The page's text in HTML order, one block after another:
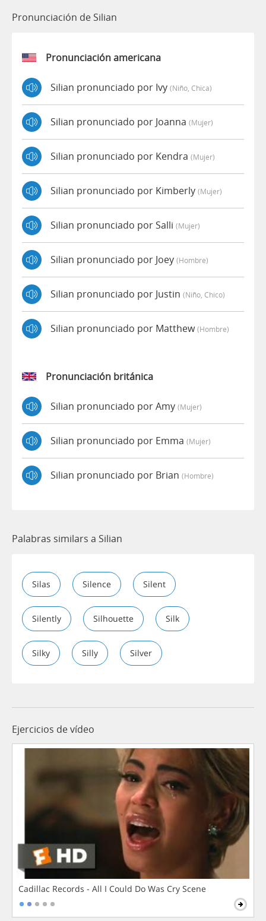
Pronunciación de Silian
Pronunciación americana
Silian pronunciado por Ivy (niño, Chica)
Silian pronunciado por Joanna (mujer)
Silian pronunciado por Kendra (mujer)
Silian pronunciado por Kimberly (mujer)
Silian pronunciado por Salli (mujer)
Silian pronunciado por Joey (hombre)
Silian pronunciado por Justin (niño, Chico)
Silian pronunciado por Matthew(hombre)
Pronunciación británica
Silian pronunciado por Amy (mujer)
Silian pronunciado por Emma (mujer)
Silian pronunciado por Brian (hombre)
Palabras similars a Silian
Silas Silence Silent
Silently Silhouette Silk
Silky Silly Silver
Ejercicios de vídeo
Cadillac Records - All I Could Do Was Cry Scene